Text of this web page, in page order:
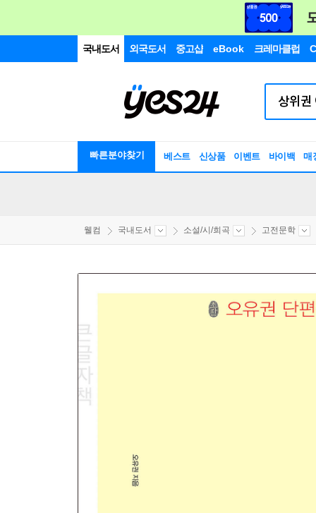
국내도서 외국도서 중고샵 eBook 크레마클럽
빠른분야찾기 베스트 신상품 이벤트 바이백 매
웰컴 국내도서 소설/시/희곡 고전문학